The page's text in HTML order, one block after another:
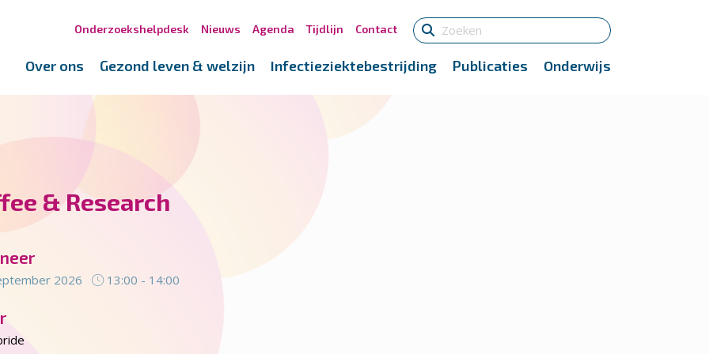
Onderzoekshelpdesk Nieuws Agenda Tijdlijn Contact
Over ons Gezond leven & welzijn Infectieziektebestrijding Publicaties Onderwijs
& Research
2026 13:00 - 14:00